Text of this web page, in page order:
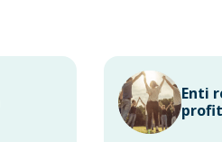
Enti
profit